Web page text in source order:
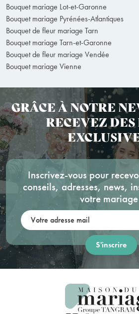
Bouquet mariage Lot-et-Garonne
Bouquet mariage Pyrénées-Atlantiques
Bouquet de fleur mariage Tarn
Bouquet mariage Tarn-et-Garonne
Bouquet de fleur mariage Vendée
Bouquet mariage Vienne
GRÂCE À NOTRE
RECEVEZ DES
Inscrivez-vous pour
conseils, adresses, news,
votre